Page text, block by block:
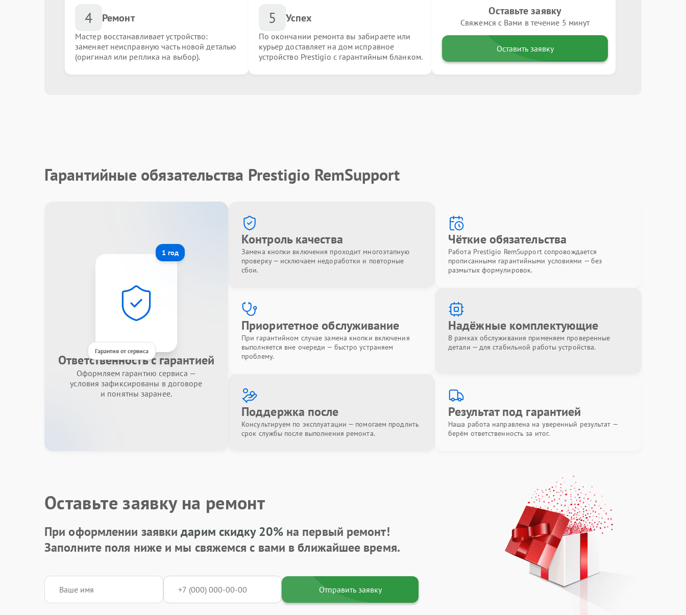
4 Ремонт
Мастер восстанавливает устройство:
заменяет неисправную часть новой деталью
(оригинал или реплика на выбор).
5 Успех
По окончании ремонта вы забираете или
курьер доставляет на дом исправное
устройство Prestigio с гарантийным бланком.
Оставьте заявку
Свяжемся с Вами в течение 5 минут
Оставить заявку
Гарантийные обязательства Prestigio RemSupport
1 год
Гарантия от сервиса
Ответственность с гарантией
Оформляем гарантию сервиса —
условия зафиксированы в договоре
и понятны заранее.
Контроль качества
Замена кнопки включения проходит многоэтапную
проверку — исключаем недоработки и повторные
сбои.
Чёткие обязательства
Работа Prestigio RemSupport сопровождается
прописанными гарантийными условиями — без
размытых формулировок.
Приоритетное обслуживание
При гарантийном случае замена кнопки включения
выполняется вне очереди — быстро устраняем
проблему.
Надёжные комплектующие
В рамках обслуживания применяем проверенные
детали — для стабильной работы устройства.
Поддержка после
Консультируем по эксплуатации — помогаем продлить
срок службы после выполнения ремонта.
Результат под гарантией
Наша работа направлена на уверенный результат —
берём ответственность за итог.
Оставьте заявку на ремонт
При оформлении заявкидарим скидку 20%на первый ремонт!
Заполните поля ниже и мы свяжемся с вами в ближайшее время.
Отправить заявку